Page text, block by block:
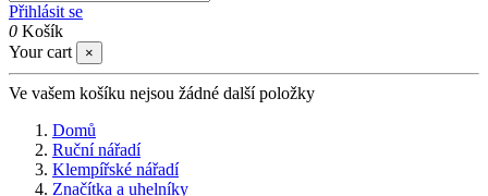
Přihlásit se
0 Košík
Your cart
×
Ve vašem košíku nejsou žádné další položky
Domů
Ruční nářadí
Klempířské nářadí
Značítka a uhelníky